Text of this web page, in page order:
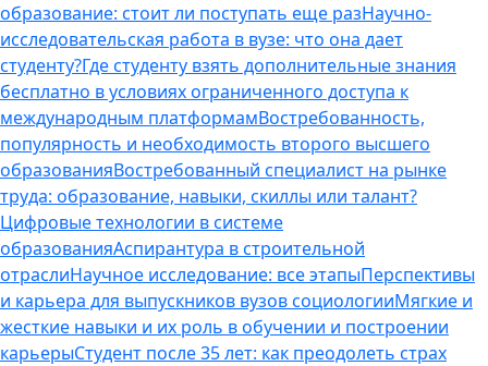
образование: стоит ли поступать еще разНаучно-
исследовательская работа в вузе: что она дает
студенту?Где студенту взять дополнительные знания
бесплатно в условиях ограниченного доступа к
международным платформамВостребованность,
популярность и необходимость второго высшего
образованияВостребованный специалист на рынке
труда: образование, навыки, скиллы или талант?
Цифровые технологии в системе
образованияАспирантура в строительной
отраслиНаучное исследование: все этапыПерспективы
и карьера для выпускников вузов социологииМягкие и
жесткие навыки и их роль в обучении и построении
карьерыСтудент после 35 лет: как преодолеть страх